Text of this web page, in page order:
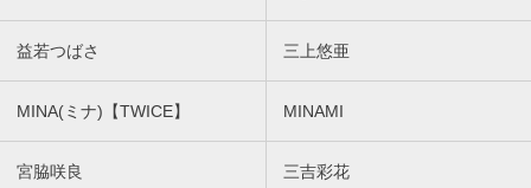
益若つばさ 三上悠亜
MINA(ミナ)【TWICE】 MINAMI
宮脇咲良 三吉彩花